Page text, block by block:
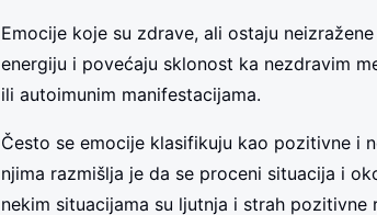
Emocije koje su zdrave, ali ostaju
energiju i povećaju sklonost ka nezdravim
ili autoimunim manifestacijama.
Često se emocije klasifikuju kao pozitivne i
njima razmišlja je da se proceni situacija i
nekim situacijama su ljutnja i strah pozitivne